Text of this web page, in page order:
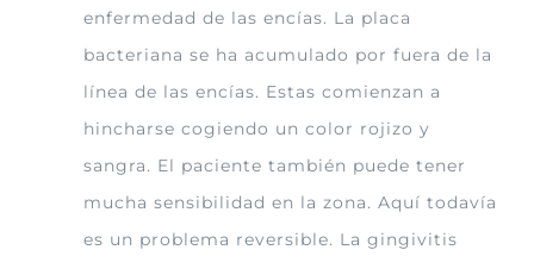
enfermedad de las encías. La placa
bacteriana se ha acumulado por fuera de la
línea de las encías. Estas comienzan a
hincharse cogiendo un color rojizo y
sangra. El paciente también puede tener
mucha sensibilidad en la zona. Aquí todavía
es un problema reversible. La gingivitis